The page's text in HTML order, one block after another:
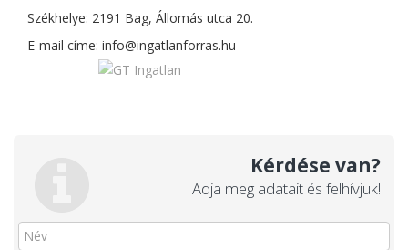
Székhelye: 2191 Bag, Állomás utca 20.
E-mail címe: info@ingatlanforras.hu
Kérdése van?
Adja meg adatait és felhívjuk!